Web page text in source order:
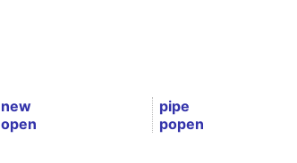
new
open
pipe
popen